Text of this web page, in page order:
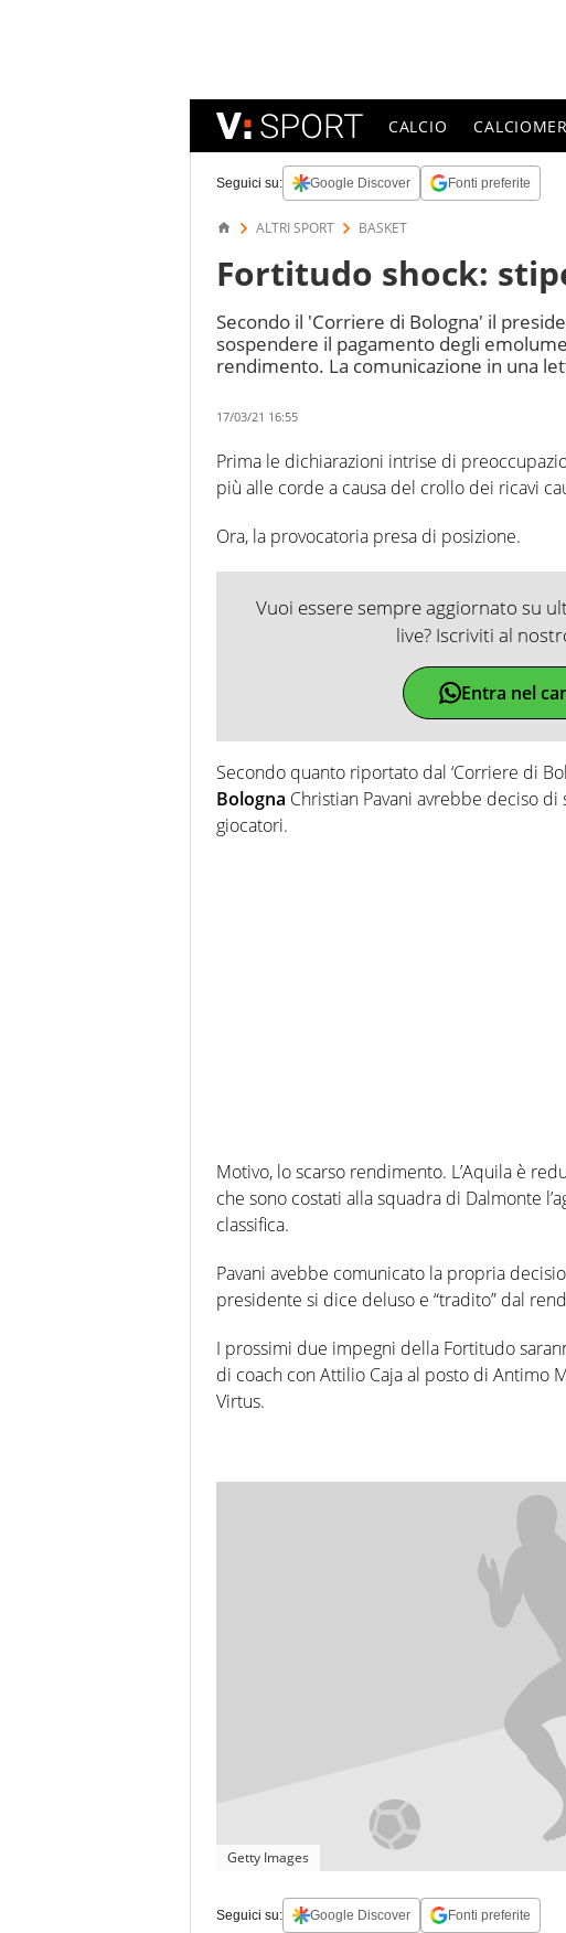
CALCIO
Seguici su: Google Discover Fonti preferite
ALTRI SPORT BASKET
Fortitudo shock:
Secondo il 'Corriere di Bologna' il
sospendere il pagamento degli
rendimento. La comunicazione in una
17/03/21 16:55
Prima le dichiarazioni intrise di
più alle corde a causa del crollo dei ricavi
Ora, la provocatoria presa di posizione.
Vuoi essere sempre aggiornato su
live? Iscriviti al
Entra nel
Secondo quanto riportato dal ‘Corriere di
Bologna Christian Pavani avrebbe deciso
giocatori.
Motivo, lo scarso rendimento. L’Aquila è
che sono costati alla squadra di Dalmonte
classifica.
Pavani avebbe comunicato la propria
presidente si dice deluso e “tradito” dal
I prossimi due impegni della Fortitudo
di coach con Attilio Caja al posto di Antimo
Virtus.
Getty Images
Seguici su: Google Discover Fonti preferite